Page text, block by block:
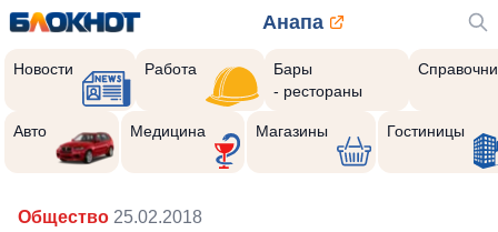
Анапа
Новости Работа
Бары
- рестораны
Авто Медицина Магазины Гостиницы
Общество 25.02.2018